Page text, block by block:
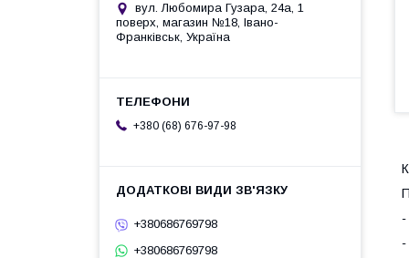
-
-
вул. Любомира Гузара, 24а, 1
поверх, магазин №18, Івано-
Франківськ, Україна
+380 (68) 676-97-98
+380686769798
+380686769798